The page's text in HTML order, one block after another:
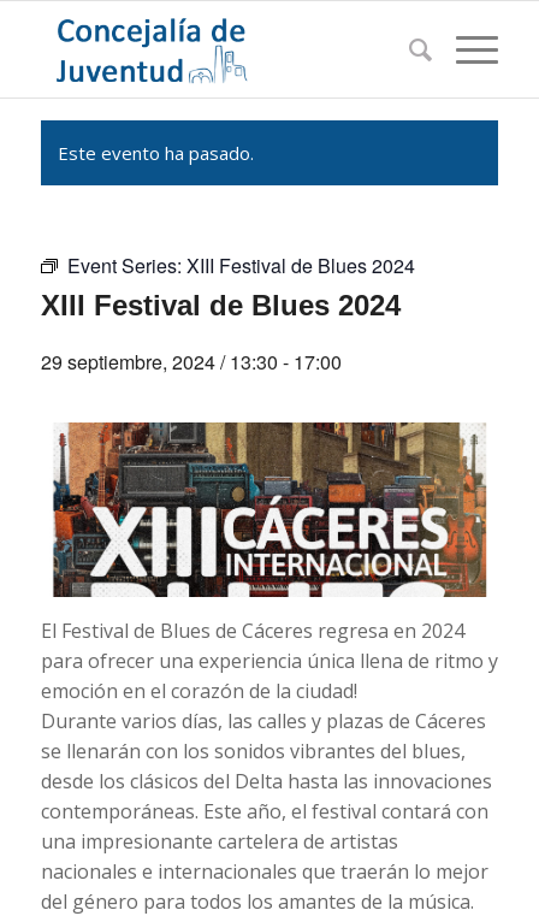
Este evento ha pasado.
Event Series: XIII Festival de Blues 2024
XIII Festival de Blues 2024
29 septiembre, 2024 / 13:30 - 17:00
El Festival de Blues de Cáceres regresa en 2024
para ofrecer una experiencia única llena de ritmo y
emoción en el corazón de la ciudad!
Durante varios días, las calles y plazas de Cáceres
se llenarán con los sonidos vibrantes del blues,
desde los clásicos del Delta hasta las innovaciones
contemporáneas. Este año, el festival contará con
una impresionante cartelera de artistas
nacionales e internacionales que traerán lo mejor
del género para todos los amantes de la música.